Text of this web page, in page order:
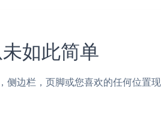
如此简单
边栏，页脚或您喜欢的任何位置现